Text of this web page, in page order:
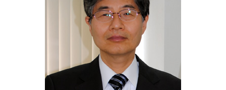
マネジメントサポート